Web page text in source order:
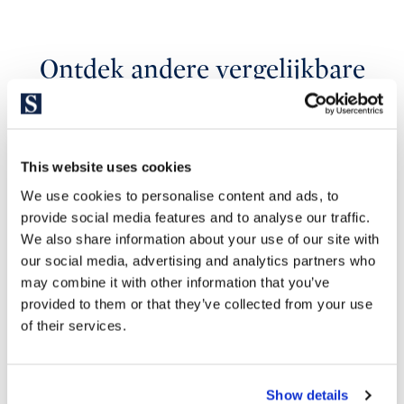
This website uses cookies
We use cookies to personalise content and ads, to
provide social media features and to analyse our traffic.
We also share information about your use of our site with
our social media, advertising and analytics partners who
may combine it with other information that you’ve
provided to them or that they’ve collected from your use
of their services.
Show details
Ontdek andere vergelijkbare
Maresme / Barcelona Costa Norte | MARP6875